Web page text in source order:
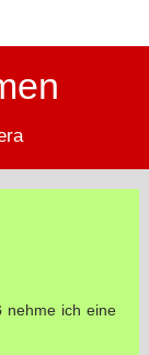
nehme ich eine